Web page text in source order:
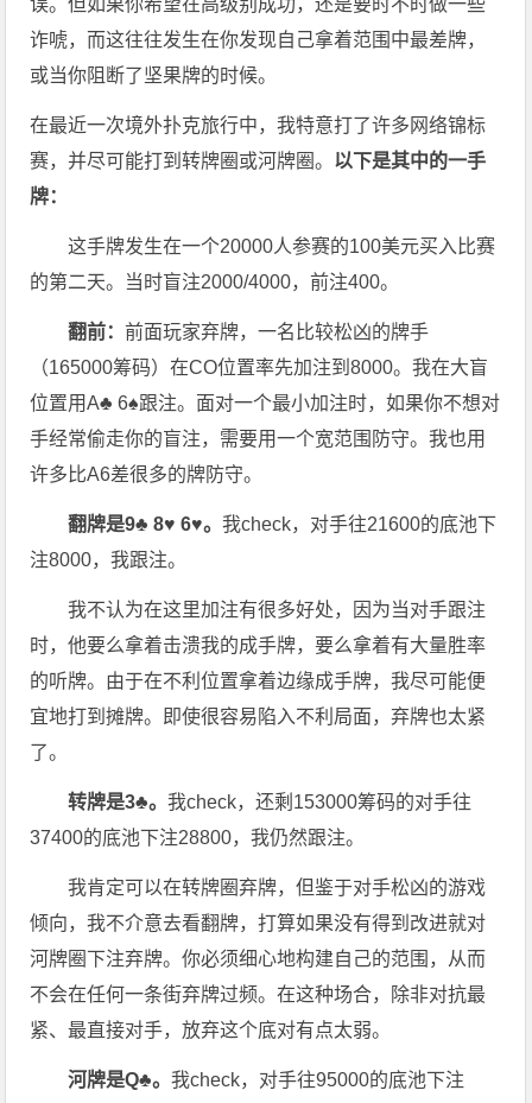
诈唬，而这往往发生在你发现自己拿着范围中最差牌，
或当你阻断了坚果牌的时候。
在最近一次境外扑克旅行中，我特意打了许多网络锦标
赛，并尽可能打到转牌圈或河牌圈。 以下是其中的一手
牌：
这手牌发生在一个20000人参赛的100美元买入比赛
的第二天。当时盲注2000/4000，前注400。
翻前：前面玩家弃牌，一名比较松凶的牌手
（165000筹码）在CO位置率先加注到8000。我在大盲
位置用A♣ 6♠跟注。面对一个最小加注时，如果你不想对
手经常偷走你的盲注，需要用一个宽范围防守。我也用
许多比A6差很多的牌防守。
翻牌是9♣ 8♥ 6♥。我check，对手往21600的底池下
注8000，我跟注。
我不认为在这里加注有很多好处，因为当对手跟注
时，他要么拿着击溃我的成手牌，要么拿着有大量胜率
的听牌。由于在不利位置拿着边缘成手牌，我尽可能便
宜地打到摊牌。即使很容易陷入不利局面，弃牌也太紧
了。
转牌是3♣。我check，还剩153000筹码的对手往
37400的底池下注28800，我仍然跟注。
我肯定可以在转牌圈弃牌，但鉴于对手松凶的游戏
倾向，我不介意去看翻牌，打算如果没有得到改进就对
河牌圈下注弃牌。你必须细心地构建自己的范围，从而
不会在任何一条街弃牌过频。在这种场合，除非对抗最
紧、最直接对手，放弃这个底对有点太弱。
河牌是Q♣。我check，对手往95000的底池下注